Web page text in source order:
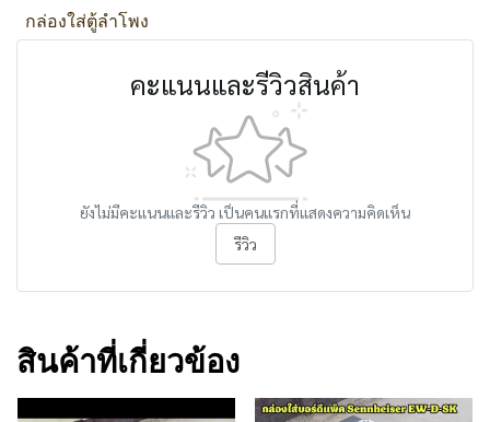
กล่องใส่ตู้ลำโพง
คะแนนและรีวิวสินค้า
ยังไม่มีคะแนนและรีวิว เป็นคนแรกที่แสดงความคิดเห็น
รีวิว
สินค้าที่เกี่ยวข้อง